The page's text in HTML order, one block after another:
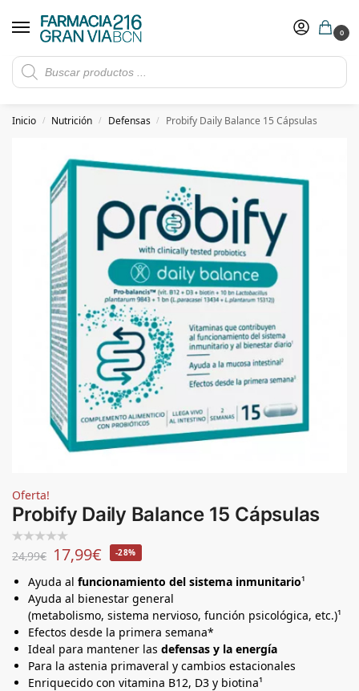
0
Rebajas de verano hasta -30%
​ 5€ de descuento con el cupón 5GRANVIA (compras superiores a 150€)
Inicio / Nutrición / Defensas / Probify Daily Balance 15 Cápsulas
Oferta!
Probify Daily Balance 15 Cápsulas
24,99€ 17,99€ -28%
Ayuda al funcionamiento del sistema inmunitario¹
Ayuda al bienestar general
(metabolismo, sistema nervioso, función psicológica, etc.)¹
Efectos desde la primera semana*
Ideal para mantener las defensas y la energía
Para la astenia primaveral y cambios estacionales
Enriquecido con vitamina B12, D3 y biotina¹